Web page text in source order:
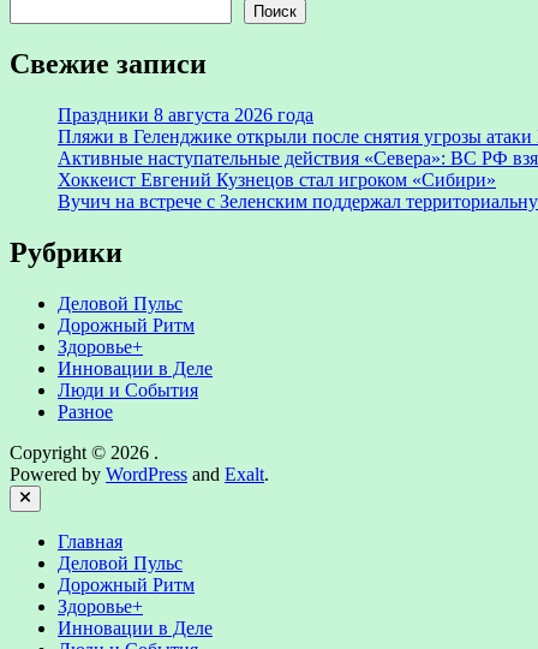
Поиск
Свежие записи
Праздники 8 августа 2026 года
Пляжи в Геленджике открыли после снятия угрозы
Активные наступательные действия «Севера»: ВС РФ
Хоккеист Евгений Кузнецов стал игроком «Сибири»
Вучич на встрече с Зеленским поддержал
Рубрики
Деловой Пульс
Дорожный Ритм
Здоровье+
Инновации в Деле
Люди и События
Разное
Copyright © 2026 .
Powered by WordPress and Exalt.
Close
Главная
Деловой Пульс
Дорожный Ритм
Здоровье+
Инновации в Деле